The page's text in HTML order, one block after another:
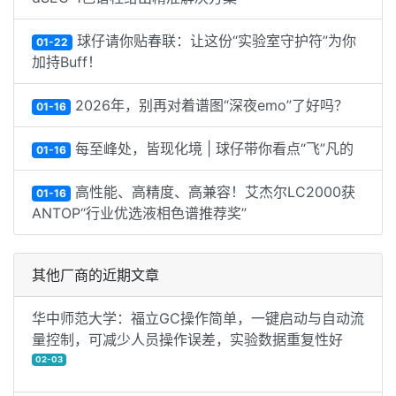
01-22 球仔请你贴春联：让这份“实验室守护符”为你
加持Buff！
01-16 2026年，别再对着谱图“深夜emo”了好吗？
01-16 每至峰处，皆现化境 | 球仔带你看点“飞”凡的
01-16 高性能、高精度、高兼容！艾杰尔LC2000获
ANTOP“行业优选液相色谱推荐奖”
其他厂商的近期文章
华中师范大学：福立GC操作简单，一键启动与自动流
量控制，可减少人员操作误差，实验数据重复性好
02-03